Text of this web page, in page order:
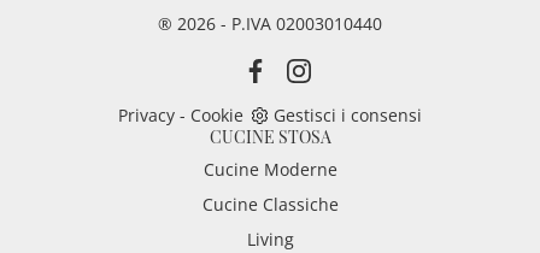
® 2026 - P.IVA 02003010440
Privacy - Cookie
Gestisci i consensi
CUCINE STOSA
Cucine Moderne
Cucine Classiche
Living